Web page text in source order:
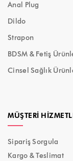
Anal Plug
Dildo
Strapon
BDSM & Fetiş
Cinsel Sağlık
MÜŞTERI
Sipariş Sorgula
Kargo & Teslimat